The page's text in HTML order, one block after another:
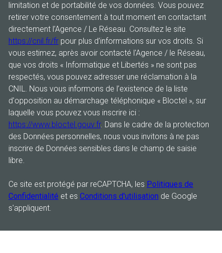
limitation et de portabilité de vos données. Vous pouvez
retirer votre consentement à tout moment en contactant
directement l’Agence / Le Réseau. Consultez le site
https://cnil.fr/fr pour plus d’informations sur vos droits. Si
vous estimez, après avoir contacté l'Agence / le Réseau,
que vos droits « Informatique et Libertés » ne sont pas
respectés, vous pouvez adresser une réclamation à la
CNIL. Nous vous informons de l’existence de la liste
d'opposition au démarchage téléphonique « Bloctel », sur
laquelle vous pouvez vous inscrire ici :
https://www.bloctel.gouv.fr. Dans le cadre de la protection
des Données personnelles, nous vous invitons à ne pas
inscrire de Données sensibles dans le champ de saisie
libre.
Ce site est protégé par reCAPTCHA, les Politiques de
Confidentialité et es Conditions d'utilisation de Google
s'appliquent.